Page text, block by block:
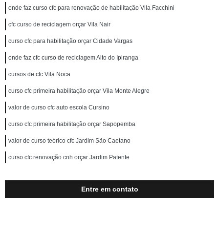
onde faz curso cfc para renovação de habilitação Vila Facchini
cfc curso de reciclagem orçar Vila Nair
curso cfc para habilitação orçar Cidade Vargas
onde faz cfc curso de reciclagem Alto do Ipiranga
cursos de cfc Vila Noca
curso cfc primeira habilitação orçar Vila Monte Alegre
valor de curso cfc auto escola Cursino
curso cfc primeira habilitação orçar Sapopemba
valor de curso teórico cfc Jardim São Caetano
curso cfc renovação cnh orçar Jardim Patente
Entre em contato